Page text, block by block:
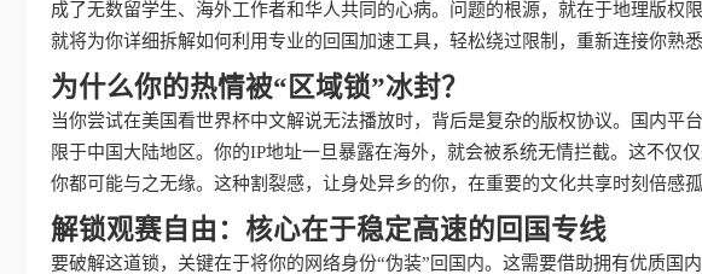
成了无数留学生、海外工作者和华人共同的心病。问题的根源，就在于地理版权
就将为你详细拆解如何利用专业的回国加速工具，轻松绕过限制，重新连接你熟
为什么你的热情被“区域锁”冰封？
当你尝试在美国看世界杯中文解说无法播放时，背后是复杂的版权协议。国内平
限于中国大陆地区。你的IP地址一旦暴露在海外，就会被系统无情拦截。这不仅
你都可能与之无缘。这种割裂感，让身处异乡的你，在重要的文化共享时刻倍感孤
解锁观赛自由：核心在于稳定高速的回国专线
要破解这道锁，关键在于将你的网络身份“伪装”回国内。这需要借助拥有优质国